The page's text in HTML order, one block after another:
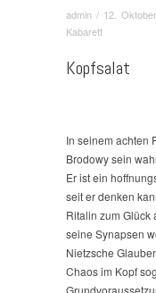
admin / 12.
Kabarett
Kopfsalat
In seinem achten
Brodowy sein
Er ist ein
seit er denken
Ritalin zum Glück
seine Synapsen
Nietzsche
Chaos im Kopf